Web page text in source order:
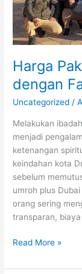
Harga
dengan
Uncategorized /
Melakukan
menjadi
ketenangan
keindahan kota
sebelum
umroh plus
orang sering
transparan, biaya
Lengkap
Read More »